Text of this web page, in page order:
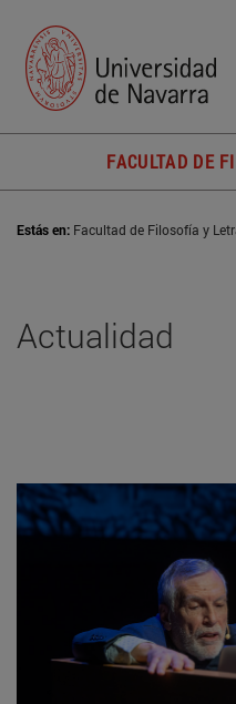
FACULTAD DE
Estás en: Facultad de Filosofía y
Actualidad